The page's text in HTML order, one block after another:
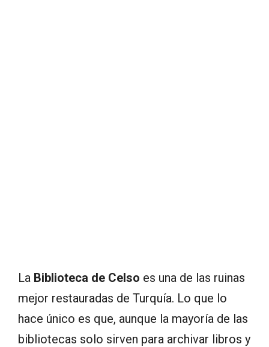
La Biblioteca de Celso es una de las ruinas
mejor restauradas de Turquía. Lo que lo
hace único es que, aunque la mayoría de las
bibliotecas solo sirven para archivar libros y